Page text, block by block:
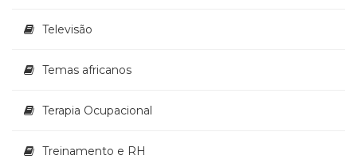
Televisão
Temas africanos
Terapia Ocupacional
Treinamento e RH